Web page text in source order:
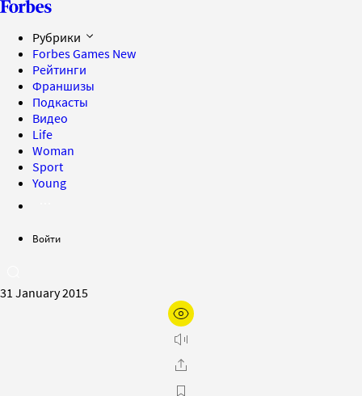
Рубрики
Forbes Games New
Рейтинги
Франшизы
Подкасты
Видео
Life
Woman
Sport
Young
Войти
31 January 2015